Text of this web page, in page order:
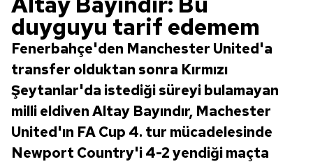
duyguyu tarif edemem
Fenerbahçe'den Manchester United'a
transfer olduktan sonra Kırmızı
Şeytanlar'da istediği süreyi bulamayan
milli eldiven Altay Bayındır, Machester
United'ın FA Cup 4. tur mücadelesinde
Newport Country'i 4-2 yendiği maçta